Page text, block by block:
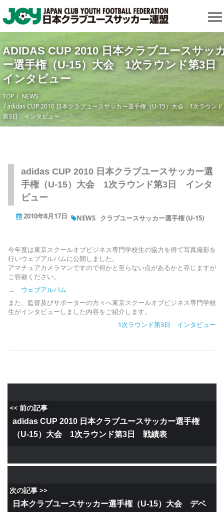
ADIDAS CUP 2010 日本クラブユースサッ
ー選手権（U-15）大会 1次ラウンド第3
インタビュー
TOP
NEWS
adidas CUP 2010 日本クラブユースサッカー選手権（U-15）大会 1次ラウンド
第3日 インタビュー
adidas CUP 2010 日本クラブユースサッカー選
手権（U-15）大会 1次ラウンド第3日 インタ
ビュー
2010年8月17日 NEWS クラブユースサッカー選手権 (U-15)
今年度は東京スクールオブビジネス専門学校生の協力を得て写真撮影を
行いウェブアルバムに公開しました。
アマチュアカメラマンですので何かと至らない点があるかと存じますが
ご容赦ください。
→ ウェブアルバム
また、監督及びサポーターの方々へ東京スクールオブビジネス専門学校
生がインタビューしました内容をご紹介します。
1次ラウンド第3日 インタビュー
<< 前の記事
adidas CUP 2010 日本クラブユースサッカー選手権
（U-15）大会 1次ラウンド第3日 戦績表
次の記事 >>
日本クラブユースサッカー選手権（U-15）大会 デベ